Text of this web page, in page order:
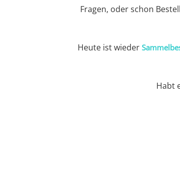
Fragen, oder schon
Heute ist wieder
Habt